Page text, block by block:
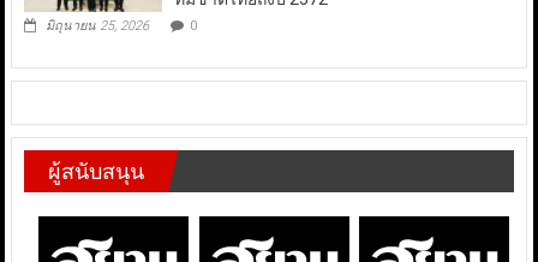
มิถุนายน 25, 2026 0
ผู้สนับสนุน